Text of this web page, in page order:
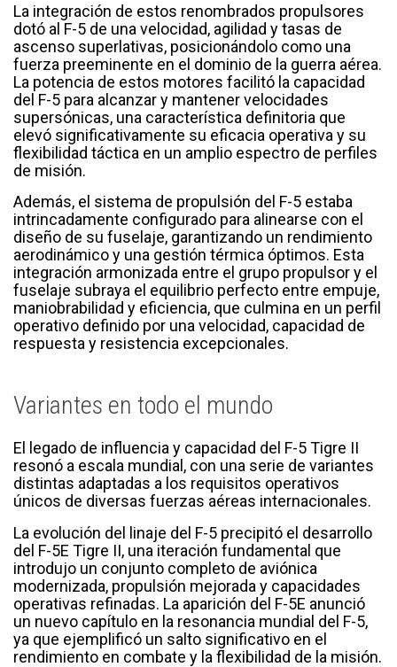
La integración de estos renombrados propulsores
dotó al F-5 de una velocidad, agilidad y tasas de
ascenso superlativas, posicionándolo como una
fuerza preeminente en el dominio de la guerra aérea.
La potencia de estos motores facilitó la capacidad
del F-5 para alcanzar y mantener velocidades
supersónicas, una característica definitoria que
elevó significativamente su eficacia operativa y su
flexibilidad táctica en un amplio espectro de perfiles
de misión.
Además, el sistema de propulsión del F-5 estaba
intrincadamente configurado para alinearse con el
diseño de su fuselaje, garantizando un rendimiento
aerodinámico y una gestión térmica óptimos. Esta
integración armonizada entre el grupo propulsor y el
fuselaje subraya el equilibrio perfecto entre empuje,
maniobrabilidad y eficiencia, que culmina en un perfil
operativo definido por una velocidad, capacidad de
respuesta y resistencia excepcionales.
Variantes en todo el mundo
El legado de influencia y capacidad del F-5 Tigre II
resonó a escala mundial, con una serie de variantes
distintas adaptadas a los requisitos operativos
únicos de diversas fuerzas aéreas internacionales.
La evolución del linaje del F-5 precipitó el desarrollo
del F-5E Tigre II, una iteración fundamental que
introdujo un conjunto completo de aviónica
modernizada, propulsión mejorada y capacidades
operativas refinadas. La aparición del F-5E anunció
un nuevo capítulo en la resonancia mundial del F-5,
ya que ejemplificó un salto significativo en el
rendimiento en combate y la flexibilidad de la misión.